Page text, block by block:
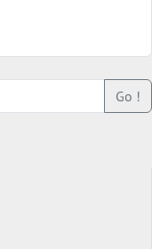
Go !